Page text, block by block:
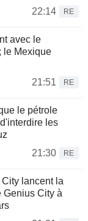
22:14
RE
avec le
le Mexique
21:51
RE
le pétrole
les
21:30
RE
lancent la
Genius City à